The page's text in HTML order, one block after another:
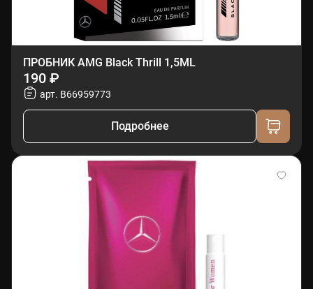
ПРОБНИК AMG Black Thrill 1,5ML
190 ₽
арт. B66959773
Подробнее